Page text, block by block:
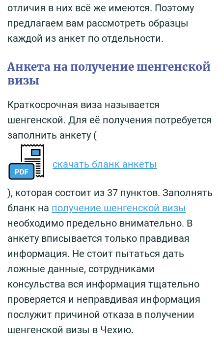
отличия в них всё же имеются. Поэтому
предлагаем вам рассмотреть образцы
каждой из анкет по отдельности.
Анкета на получение шенгенской
визы
Краткосрочная виза называется
шенгенской. Для её получения потребуется
заполнить анкету (
скачать бланк анкеты
), которая состоит из 37 пунктов. Заполнять
бланк на получение шенгенской визы
необходимо предельно внимательно. В
анкету вписывается только правдивая
информация. Не стоит пытаться дать
ложные данные, сотрудниками
консульства вся информация тщательно
проверяется и неправдивая информация
послужит причиной отказа в получении
шенгенской визы в Чехию.